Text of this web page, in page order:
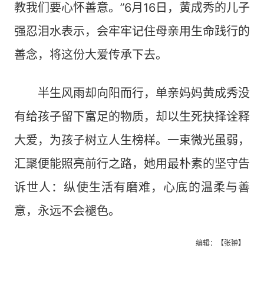
教我们要心怀善意。”6月16日，黄成秀的儿子
强忍泪水表示，会牢牢记住母亲用生命践行的
善念，将这份大爱传承下去。
半生风雨却向阳而行，单亲妈妈黄成秀没
有给孩子留下富足的物质，却以生死抉择诠释
大爱，为孩子树立人生榜样。一束微光虽弱，
汇聚便能照亮前行之路，她用最朴素的坚守告
诉世人：纵使生活有磨难，心底的温柔与善
意，永远不会褪色。
编辑：【张翀】